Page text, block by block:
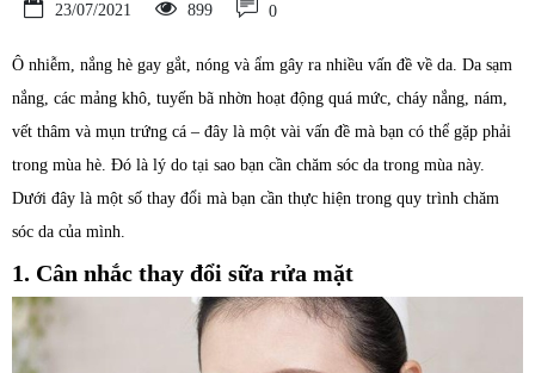
23/07/2021 899 0
Ô nhiễm, nắng hè gay gắt, nóng và ẩm gây ra nhiều vấn đề về da. Da sạm
nắng, các mảng khô, tuyến bã nhờn hoạt động quá mức, cháy nắng, nám,
vết thâm và mụn trứng cá – đây là một vài vấn đề mà bạn có thể gặp phải
trong mùa hè. Đó là lý do tại sao bạn cần chăm sóc da trong mùa này.
Dưới đây là một số thay đổi mà bạn cần thực hiện trong quy trình chăm
sóc da của mình.
1. Cân nhắc thay đổi sữa rửa mặt